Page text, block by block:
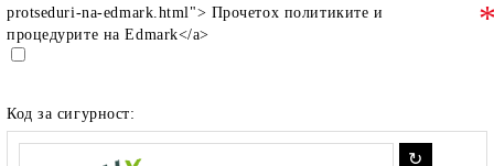
protseduri-na-edmark.html"> Прочетох политиките и
процедурите на Edmark</a>
Код за сигурност: